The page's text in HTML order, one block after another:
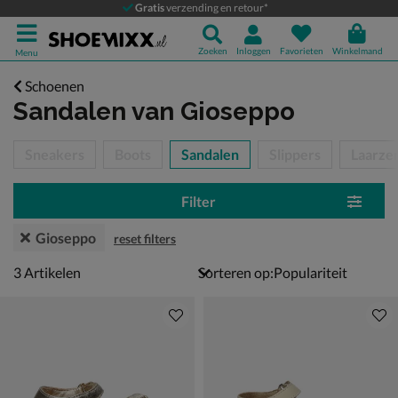
Gratisverzending en retour*
Menu Zoeken Inloggen Favorieten Winkelmand
Schoenen
Sandalen van Gioseppo
Sandalen
Filter
Gioseppo reset filters
3 artikelen
3Artikelen Sorteren op: